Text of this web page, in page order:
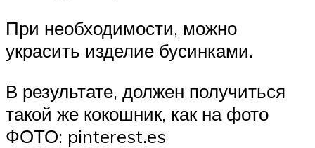
При необходимости, можно
украсить изделие бусинками.
В результате, должен получиться
такой же кокошник, как на фото
ФОТО: pinterest.es